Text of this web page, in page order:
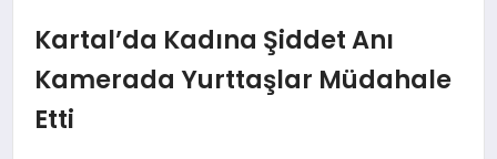
SPOR
Kartal’da Kadına Şiddet Anı
Kamerada Yurttaşlar Müdahale
Etti